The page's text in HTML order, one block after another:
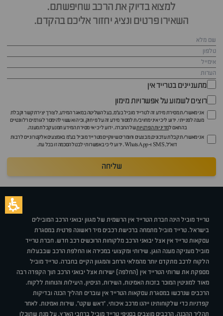
למצוא בדיוק את הרכב שחיפשתם.
השאירו פרטים ונציג יחזור אליכם בהקדם.
מתעניינים בטרייד אין
רוצים לשמוע על אפשרויות מימון
אני מאשר/ת מסירת מידע זה לטרייד מוביל בע"מ, בעל השליטה במאגר המידע, לצורך יצירת קשר וקבלת
מענה לפנייתי. ידוע לי כי איני מחויב/ת למסור מידע זה על פי חוק, וכי הוא עשוי להימסר לגורמים רלוונטיים
בהתאם למדיניות הפרטיותשל החברה. ידוע לי כי אי מסירת המידע תמנע קבלת מענה.
אני מאשר/ת קבלת עדכונים, מבצעים וחומרים שיווקיים מטרייד מוביל בע"מ באמצעים אלקטרוניים לרבות
דוא״ל, SMS ו-WhatsApp. ידוע לי כי באפשרותי לבטל הסכמה זו בכל עת.
שליחה
טרייד מוביל הינה חברת הטרייד אין הרשמית של מגוון יבואני הרכב המובילים
בישראל. טרייד מוביל מתמחה ברכישת רכבים מיד ראשונה פרטית במסגרת
עסקאות טרייד אין אצל יבואני הרכב מלקוחות הרוכשים רכב חדש. חברת טרייד
מוביל מעניקה מענה הוגן, שירותי ומקצועי במכירה או החלפת הרכב שבבעלות
הלקוח לרכב מתקדם יותר מהמלאי הרחב והמגוון הקיים בחברה. טרייד מוביל
מספקת את שרותי הטרייד אין (החלפה) ישירות אצל יבואני הרכב תוך הקפדה רבה
מאוד למוניטין המוכר בזכות האמינות, השירות, הניסיון, היעילות והנוחות ללקוח.
הרכבים שנרכשו במסגרת עסקאות הטרייד אין עוברים תהליך הכנה ובדיקות
קפדניות כדי שלקוחותינו ייהנו מרכב איכותי, "ראש שקט", שירות ואמינות. לאחר
תהליך ההכנה, הרכבים מוצבים בסניפי טרייד מוביל ברחבי הארץ, על מנת שתוכלו